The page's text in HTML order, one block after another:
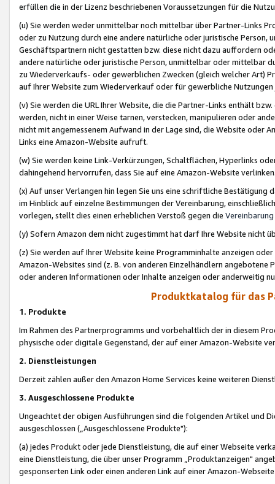
erfüllen die in der Lizenz beschriebenen Voraussetzungen für die
(u) Sie werden weder unmittelbar noch mittelbar über Partner-Links
oder zu Nutzung durch eine andere natürliche oder juristische
Geschäftspartnern nicht gestatten bzw. diese nicht dazu auffordern
andere natürliche oder juristische Person, unmittelbar oder mittelbar
zu Wiederverkaufs- oder gewerblichen Zwecken (gleich welcher Art)
auf Ihrer Website zum Wiederverkauf oder für gewerbliche
(v) Sie werden die URL Ihrer Website, die die Partner-Links enthält
werden, nicht in einer Weise tarnen, verstecken, manipulieren oder
nicht mit angemessenem Aufwand in der Lage sind, die Website oder
Links eine Amazon-Website aufruft.
(w) Sie werden keine Link-Verkürzungen, Schaltflächen, Hyperlinks
dahingehend hervorrufen, dass Sie auf eine Amazon-Website
(x) Auf unser Verlangen hin legen Sie uns eine schriftliche
im Hinblick auf einzelne Bestimmungen der Vereinbarung,
vorlegen, stellt dies einen erheblichen Verstoß gegen die Vereinbarung
(y) Sofern Amazon dem nicht zugestimmt hat darf Ihre Website nicht
(z) Sie werden auf Ihrer Website keine Programminhalte anzeigen
Amazon-Websites sind (z. B. von anderen Einzelhändlern
oder anderen Informationen oder Inhalte anzeigen oder anderweitig
Produktkatalog für das
1. Produkte
Im Rahmen des Partnerprogramms und vorbehaltlich der in diesem
physische oder digitale Gegenstand, der auf einer Amazon-Website
2. Dienstleistungen
Derzeit zählen außer den Amazon Home Services keine weiteren
3. Ausgeschlossene Produkte
Ungeachtet der obigen Ausführungen sind die folgenden Artikel und
ausgeschlossen („Ausgeschlossene Produkte"):
(a) jedes Produkt oder jede Dienstleistung, die auf einer Webseite
eine Dienstleistung, die über unser Programm „Produktanzeigen"
gesponserten Link oder einen anderen Link auf einer Amazon-